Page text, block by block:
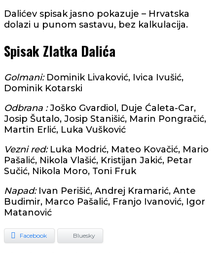
Dalićev spisak jasno pokazuje – Hrvatska
dolazi u punom sastavu, bez kalkulacija.
Spisak Zlatka Dalića
Golmani:Dominik Livaković, Ivica Ivušić,
Dominik Kotarski
Odbrana :Joško Gvardiol, Duje Ćaleta-Car,
Josip Šutalo, Josip Stanišić, Marin Pongračić,
Martin Erlić, Luka Vušković
Vezni red:Luka Modrić, Mateo Kovačić, Mario
Pašalić, Nikola Vlašić, Kristijan Jakić, Petar
Sučić, Nikola Moro, Toni Fruk
Napad:Ivan Perišić, Andrej Kramarić, Ante
Budimir, Marco Pašalić, Franjo Ivanović, Igor
Matanović
Facebook Bluesky